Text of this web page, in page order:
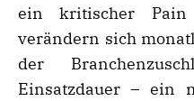
ein kritischer Pain
verändern sich
der
Einsatzdauer – ein